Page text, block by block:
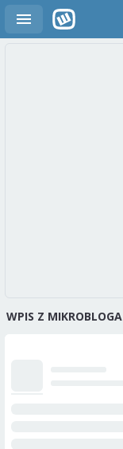
WPIS Z MIKROBLOGA